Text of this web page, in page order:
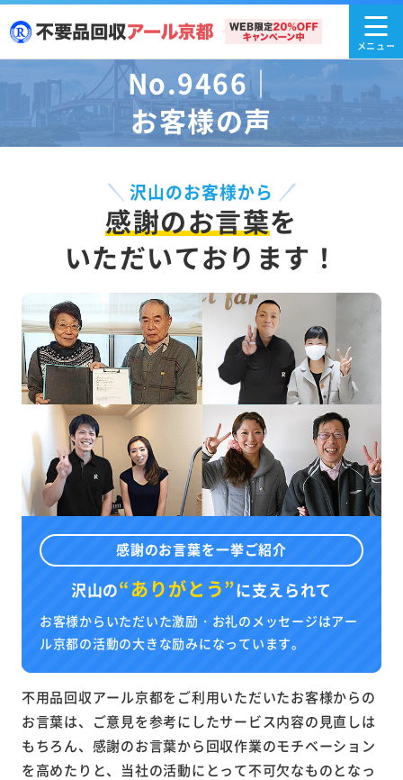
No.9466｜
お客様の声
沢山のお客様から
感謝のお言葉を
いただいております！
感謝のお言葉を一挙ご紹介
沢山の“ありがとう”に支えられて
お客様からいただいた激励・お礼のメッセージはアー
ル京都の活動の大きな励みになっています。
不用品回収アール京都をご利用いただいたお客様からの
お言葉は、ご意見を参考にしたサービス内容の見直しは
もちろん、感謝のお言葉から回収作業のモチベーション
を高めたりと、当社の活動にとって不可欠なものとなっ